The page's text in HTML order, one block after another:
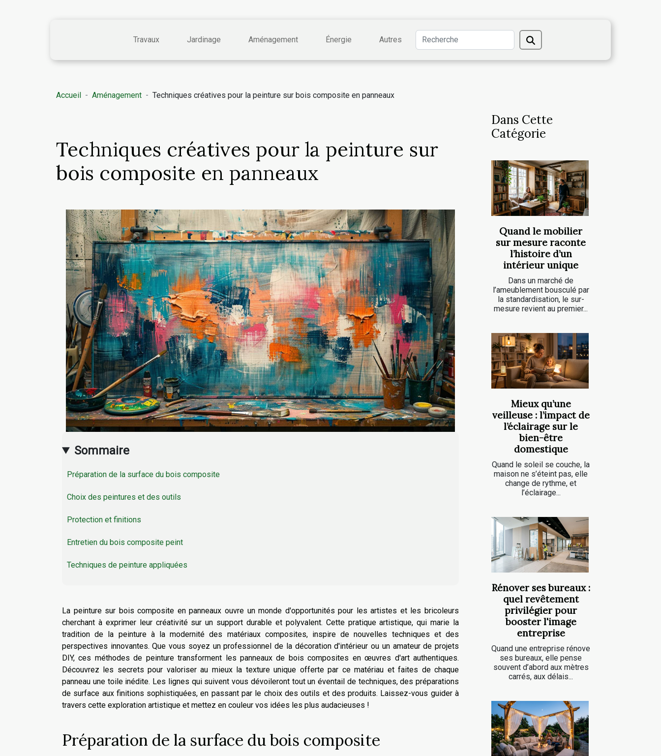
Travaux Jardinage Aménagement Énergie Autres
Accueil Aménagement Techniques créatives pour la peinture sur bois composite en panneaux
Techniques créatives pour la peinture sur
bois composite en panneaux
Sommaire
Préparation de la surface du bois composite
Choix des peintures et des outils
Protection et finitions
Entretien du bois composite peint
Techniques de peinture appliquées
La peinture sur bois composite en panneaux ouvre un monde d'opportunités pour les artistes et les bricoleurs
cherchant à exprimer leur créativité sur un support durable et polyvalent. Cette pratique artistique, qui marie la
tradition de la peinture à la modernité des matériaux composites, inspire de nouvelles techniques et des
perspectives innovantes. Que vous soyez un professionnel de la décoration d'intérieur ou un amateur de projets
DIY, ces méthodes de peinture transforment les panneaux de bois composites en œuvres d'art authentiques.
Découvrez les secrets pour valoriser au mieux la texture unique offerte par ce matériau et faites de chaque
panneau une toile inédite. Les lignes qui suivent vous dévoileront tout un éventail de techniques, des préparations
de surface aux finitions sophistiquées, en passant par le choix des outils et des produits. Laissez-vous guider à
travers cette exploration artistique et mettez en couleur vos idées les plus audacieuses !
Préparation de la surface du bois composite
Dans Cette
Catégorie
Quand le mobilier
sur mesure raconte
l’histoire d’un
intérieur unique
Dans un marché de
l’ameublement bousculé par
la standardisation, le sur-
mesure revient au premier...
Mieux qu’une
veilleuse : l’impact de
l’éclairage sur le
bien-être
domestique
Quand le soleil se couche, la
maison ne s’éteint pas, elle
change de rythme, et
l’éclairage...
Rénover ses bureaux :
quel revêtement
privilégier pour
booster l'image
entreprise
Quand une entreprise rénove
ses bureaux, elle pense
souvent d’abord aux mètres
carrés, aux délais...